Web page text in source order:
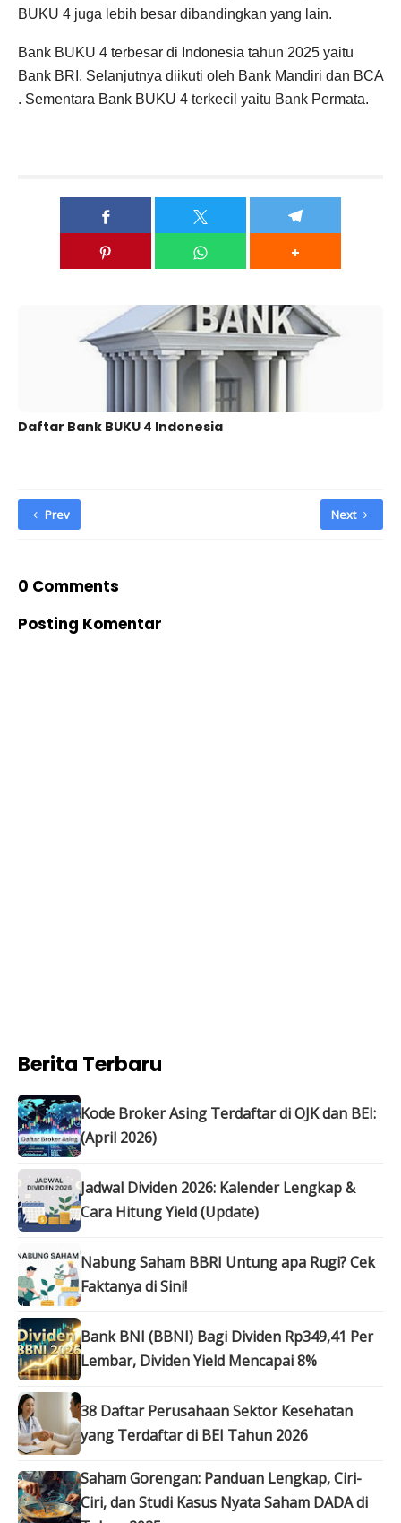
BUKU 4 juga lebih besar dibandingkan yang lain.
Bank BUKU 4 terbesar di Indonesia tahun 2025 yaitu
Bank BRI. Selanjutnya diikuti oleh Bank Mandiri dan BCA
. Sementara Bank BUKU 4 terkecil yaitu Bank Permata.
Daftar Bank BUKU 4 Indonesia
Prev Next
0 Comments
Posting Komentar
Berita Terbaru
Kode Broker Asing Terdaftar di OJK dan BEI:
(April 2026)
Jadwal Dividen 2026: Kalender Lengkap &
Cara Hitung Yield (Update)
Nabung Saham BBRI Untung apa Rugi? Cek
Faktanya di Sini!
Bank BNI (BBNI) Bagi Dividen Rp349,41 Per
Lembar, Dividen Yield Mencapai 8%
38 Daftar Perusahaan Sektor Kesehatan
yang Terdaftar di BEI Tahun 2026
Saham Gorengan: Panduan Lengkap, Ciri-
Ciri, dan Studi Kasus Nyata Saham DADA di